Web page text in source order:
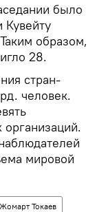
было
Кувейту
образом,
28.
стран-
человек.
мировой
Токаев